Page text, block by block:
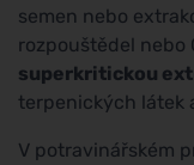
semen nebo
rozpouštědel nebo
superkritickou
terpenických látek
V potravinářském